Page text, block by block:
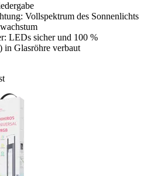
Vollspektrum des Sonnenlichts
LEDs sicher und 100 %
in Glasröhre verbaut